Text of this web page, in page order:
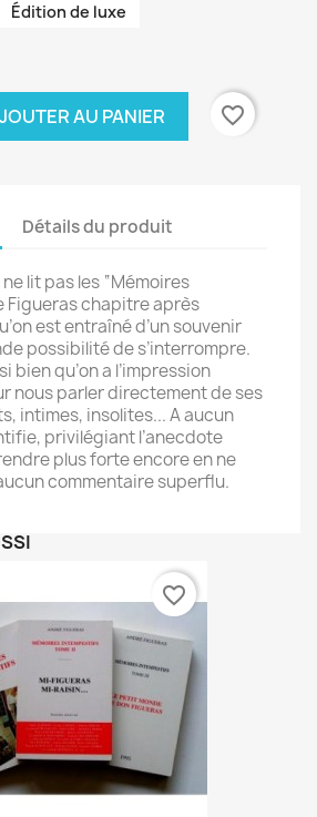
Édition de luxe
AU PANIER favorite_border
Détails du produit
lit pas les “Mémoires
Figueras chapitre après
est entraîné d’un souvenir
possibilité de s’interrompre.
bien qu’on a l’impression
nous parler directement de ses
intimes, insolites... A aucun
privilégiant l’anecdote
plus forte encore en ne
commentaire superflu.
favorite_border